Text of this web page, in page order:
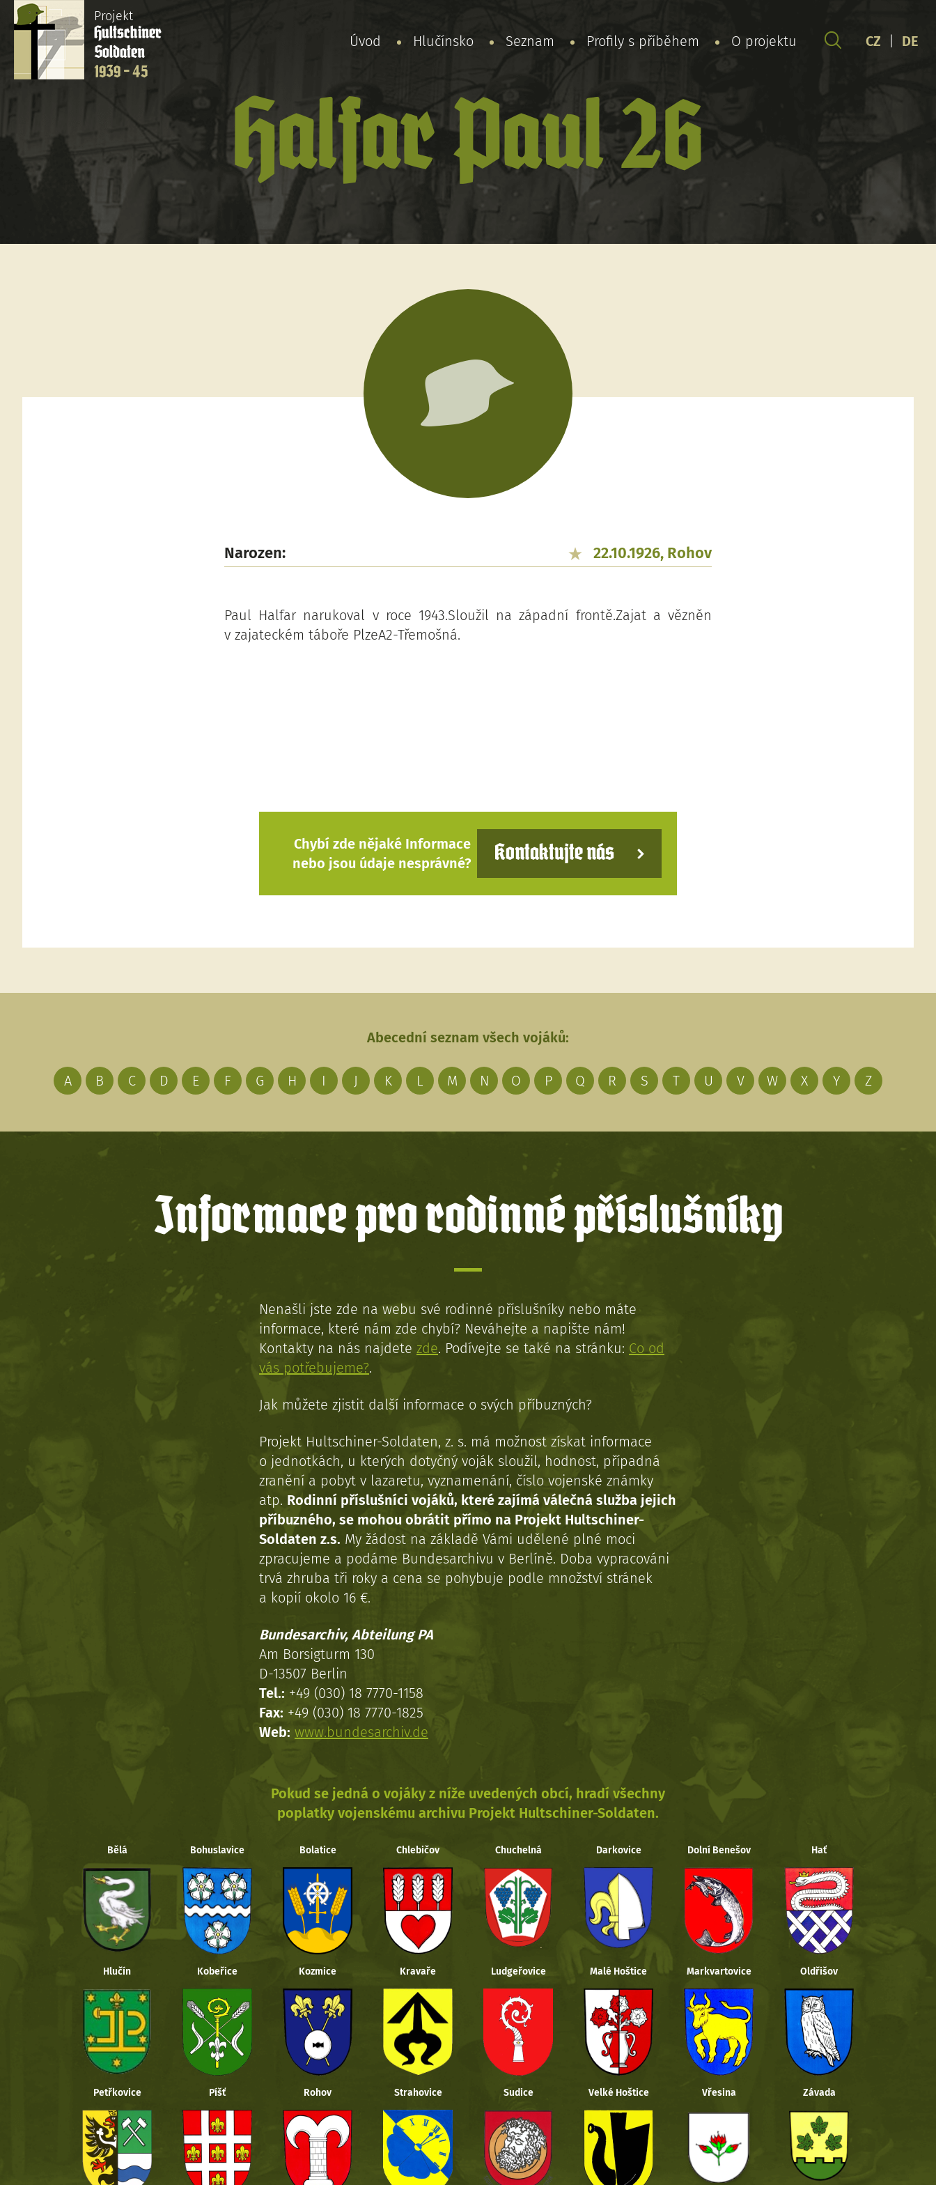
Projekt
Hultschiner
Soldaten
1939 - 45
Úvod Hlučínsko Seznam Profily s příběhem O projektu CZ DE
Halfar Paul 26
Narozen: 22.10.1926, Rohov
Paul Halfar narukoval v roce 1943.Sloužil na západní frontě.Zajat a vězněn
v zajateckém táboře PlzeA2-Třemošná.
Chybí zde nějaké Informace
nebo jsou údaje nesprávné?
Kontaktujte nás
Abecední seznam všech vojáků:
A B C D E F G H I J K L M N O P Q R S T U V W X Y Z
Informace pro rodinné příslušníky
Nenašli jste zde na webu své rodinné příslušníky nebo máte
informace, které nám zde chybí? Neváhejte a napište nám!
Kontakty na nás najdete zde. Podívejte se také na stránku: Co od
vás potřebujeme?.
Jak můžete zjistit další informace o svých příbuzných?
Projekt Hultschiner-Soldaten, z. s. má možnost získat informace
o jednotkách, u kterých dotyčný voják sloužil, hodnost, případná
zranění a pobyt v lazaretu, vyznamenání, číslo vojenské známky
atp. Rodinní příslušníci vojáků, které zajímá válečná služba jejich
příbuzného, se mohou obrátit přímo na Projekt Hultschiner-
Soldaten z.s. My žádost na základě Vámi udělené plné moci
zpracujeme a podáme Bundesarchivu v Berlíně. Doba vypracováni
trvá zhruba tři roky a cena se pohybuje podle množství stránek
a kopií okolo 16 €.
Bundesarchiv, Abteilung PA
Am Borsigturm 130
D-13507 Berlin
Tel.: +49 (030) 18 7770-1158
Fax: +49 (030) 18 7770-1825
Web: www.bundesarchiv.de
Pokud se jedná o vojáky z níže uvedených obcí, hradí všechny
poplatky vojenskému archivu Projekt Hultschiner-Soldaten.
Bělá Bohuslavice Bolatice Chlebičov Chuchelná Darkovice Dolní Benešov Hať
Hlučín Kobeřice Kozmice Kravaře Ludgeřovice Malé Hoštice Markvartovice Oldřišov
Petřkovice Píšť Rohov Strahovice Sudice Velké Hoštice Vřesina Závada